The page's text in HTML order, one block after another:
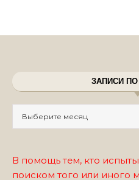
ЗАПИСИ
В помощь тем, кто
поиском того или иного